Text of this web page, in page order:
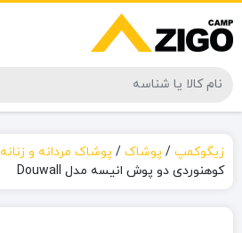
زیگوکمپ / پوشاک / پوشاک مردانه و زنانه
کوهنوردی دو پوش انیسه مدل Douwall